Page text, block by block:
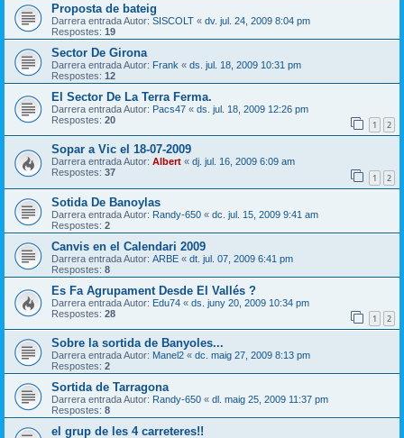
Proposta de bateig
Darrera entrada Autor: SISCOLT « dv. jul. 24, 2009 8:04 pm
Respostes: 19
Sector De Girona
Darrera entrada Autor: Frank « ds. jul. 18, 2009 10:31 pm
Respostes: 12
El Sector De La Terra Ferma.
Darrera entrada Autor: Pacs47 « ds. jul. 18, 2009 12:26 pm
Respostes: 20 1 2
Sopar a Vic el 18-07-2009
Darrera entrada Autor: Albert « dj. jul. 16, 2009 6:09 am
Respostes: 37 1 2
Sotida De Banoylas
Darrera entrada Autor: Randy-650 « dc. jul. 15, 2009 9:41 am
Respostes: 2
Canvis en el Calendari 2009
Darrera entrada Autor: ARBE « dt. jul. 07, 2009 6:41 pm
Respostes: 8
Es Fa Agrupament Desde El Vallés ?
Darrera entrada Autor: Edu74 « ds. juny 20, 2009 10:34 pm
Respostes: 28 1 2
Sobre la sortida de Banyoles...
Darrera entrada Autor: Manel2 « dc. maig 27, 2009 8:13 pm
Respostes: 2
Sortida de Tarragona
Darrera entrada Autor: Randy-650 « dl. maig 25, 2009 11:37 pm
Respostes: 8
el grup de les 4 carreteres!!